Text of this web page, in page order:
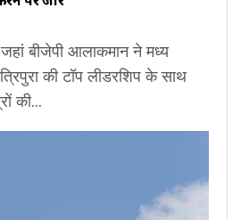
बीजेपी आलाकमान ने मध्य
की टॉप लीडरशिप के साथ
की...